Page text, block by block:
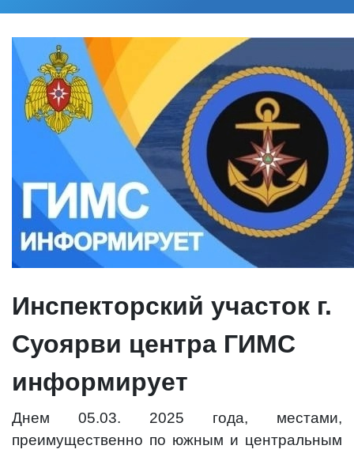
Инспекторский участок г.
Суоярви центра ГИМС
информирует
Днем 05.03. 2025 года, местами,
преимущественно по южным и центральным